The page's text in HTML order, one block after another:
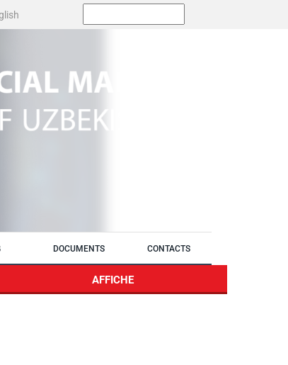
DOCUMENTS CONTACTS
AFFICHE